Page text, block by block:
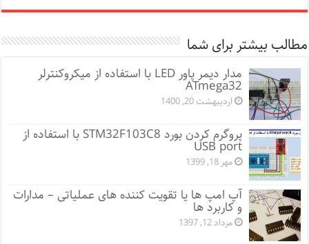
مطالب بیشتر برای شما
مدار دیمر پاور LED با استفاده از میکروکنترلر
ATmega32
اردیبهشت 20, 1400
پروگرم کردن بورد STM32F103C8 با استفاده از
USB port
مهر 18, 1399
آپ امپ ها یا تقویت کننده های عملیاتی – مدارات
و کاربرد ها
مرداد 12, 1397